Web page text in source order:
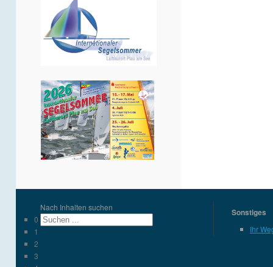
0
1
2
3
Nach Inhalten suchen Sonstiges
Ihr